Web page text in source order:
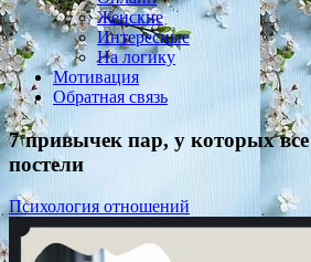
Женские
Интересные
На логику
Мотивация
Обратная связь
7 привычек пар, у которых
постели
Психология отношений